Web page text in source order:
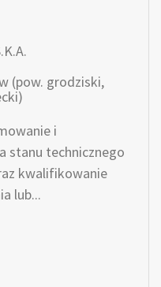
(pow. grodziski,
i
stanu technicznego
kwalifikowanie
lub...